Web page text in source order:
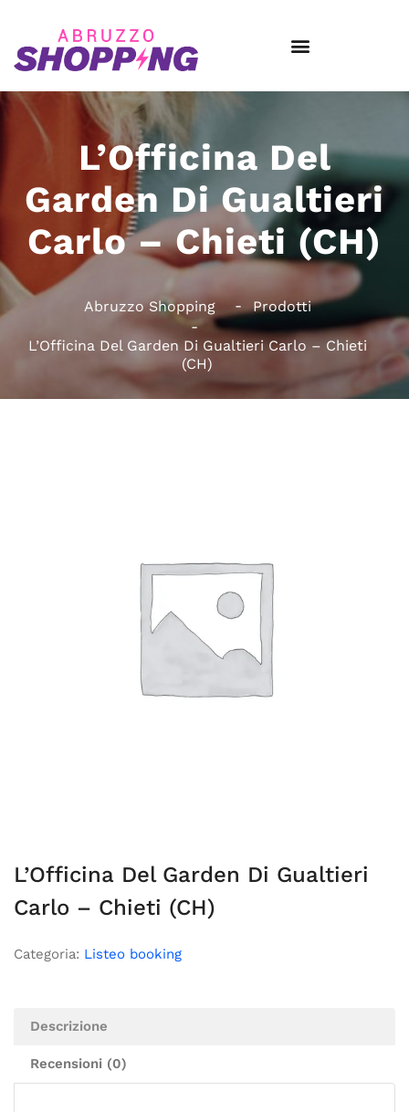
L’Officina Del
Garden Di Gualtieri
Carlo – Chieti (CH)
Abruzzo Shopping Prodotti
L’Officina Del Garden Di Gualtieri Carlo – Chieti
(CH)
L’Officina Del Garden Di Gualtieri
Carlo – Chieti (CH)
Categoria: Listeo booking
Descrizione
Recensioni (0)